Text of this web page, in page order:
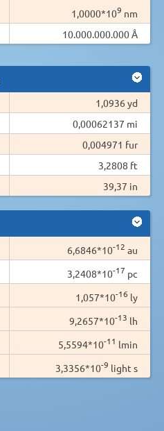
1,0000*109 nm
10.000.000.000 Å
1,0936 yd
0,00062137 mi
0,004971 fur
3,2808 ft
39,37 in
6,6846*10-12 au
3,2408*10-17 pc
1,057*10-16 ly
9,2657*10-13 lh
5,5594*10-11 lmin
3,3356*10-9 light s